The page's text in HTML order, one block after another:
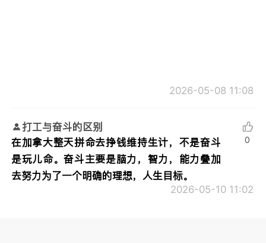
2026-05-08 11:08
打工与奋斗的区别
在加拿大整天拼命去挣钱维持生计，不是奋斗
是玩儿命。奋斗主要是脑力，智力，能力叠加
去努力为了一个明确的理想，人生目标。
2026-05-10 11:02
0